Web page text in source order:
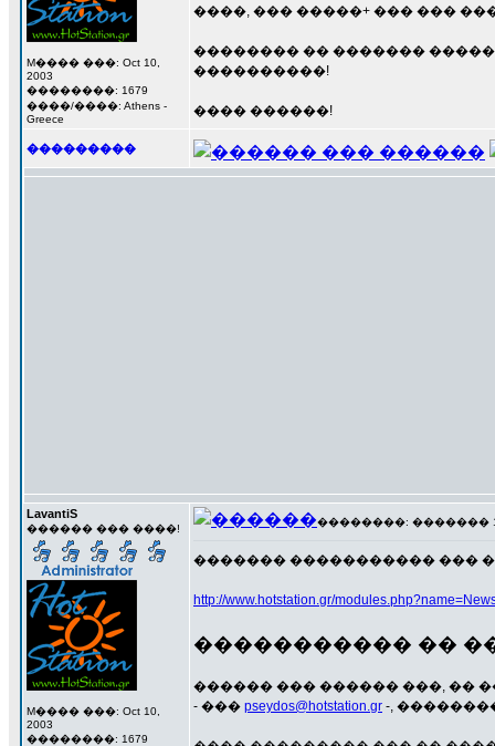
M���� ���: Oct 10,
2003
��������: 1679
����/����: Athens -
Greece
����, ��� �����+ ��� ���
�������� �� �������
����������!
���� ������!
���������
LavantiS
������ ��� ����!
M���� ���: Oct 10,
2003
��������: 1679
��������: ������� 17
������� ����������� ���
http://www.hotstation.gr/
����������� ��
������ ��� ������ ���, ��
- ��� pseydos@hotstation.gr -,